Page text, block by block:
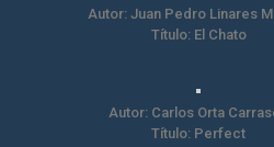
Autor: Juan Pedro Linares
Título: El Chato
Autor: Carlos Orta
Título: Perfect